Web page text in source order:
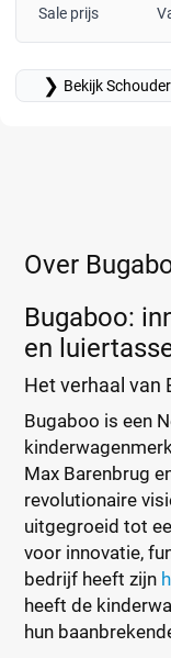
Sale prijs
❯ Bekijk
Over
Bugaboo:
en
Het verhaal van
Bugaboo is een
Max Barenbrug
revolutionaire
uitgegroeid tot
voor innovatie,
bedrijf heeft zijn
heeft de
hun